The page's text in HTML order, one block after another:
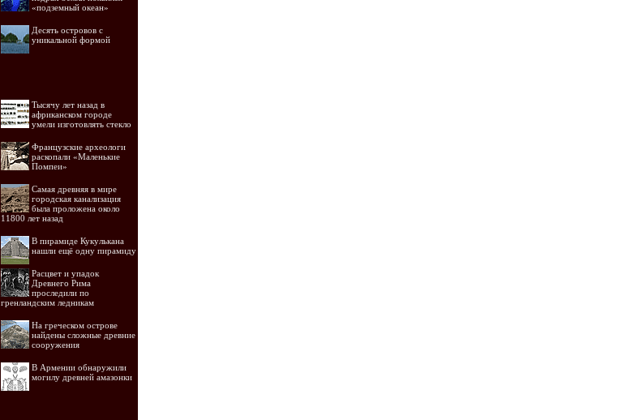
«подземный океан»
Десять островов c
уникальной формой
Тысячу лет назад в
африканском городе
умели изготовлять стекло
Французские археологи
раскопали «Маленькие
Помпеи»
Самая древняя в мире
городская канализация
была проложена около
11800 лет назад
В пирамиде Кукулькана
нашли ещё одну пирамиду
Расцвет и упадок
Древнего Рима
проследили по
гренландским ледникам
На греческом острове
найдены сложные древние
сооружения
В Армении обнаружили
могилу древней амазонки